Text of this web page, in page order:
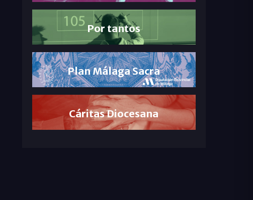
Por tantos
Plan Málaga Sacra
Cáritas Diocesana